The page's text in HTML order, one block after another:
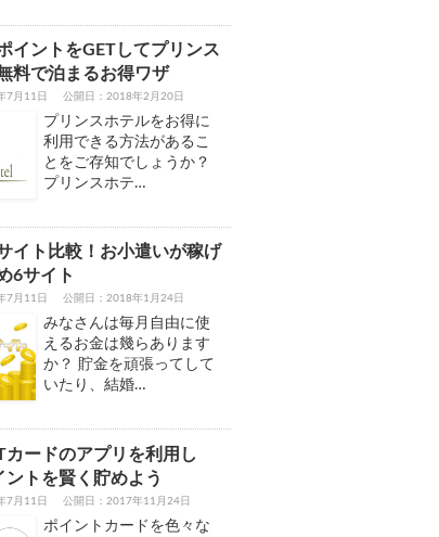
イントをGETしてプリンス
料で泊まるお得ワザ
7月11日 公開日：2018年2月20日
プリンスホテルをお得に
利用できる方法があるこ
とをご存知でしょうか？
プリンスホテ…
イト比較！お小遣いが稼げ
6サイト
7月11日 公開日：2018年1月24日
みなさんは毎月自由に使
えるお金は幾らあります
か？ 貯金を頑張ってして
いたり、結婚…
カードのアプリを利用し
ントを賢く貯めよう
7月11日 公開日：2017年11月24日
ポイントカードを色々な